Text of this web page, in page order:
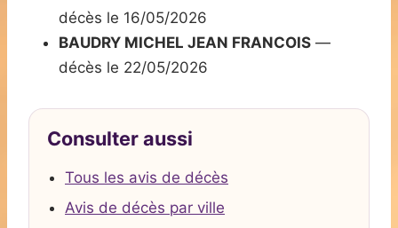
décès le 16/05/2026
BAUDRY MICHEL JEAN FRANCOIS —
décès le 22/05/2026
Consulter aussi
Tous les avis de décès
Avis de décès par ville